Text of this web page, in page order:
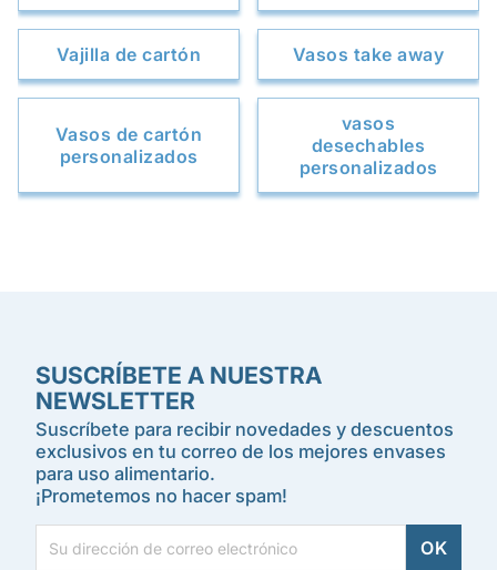
Vajilla de cartón Vasos take away
Vasos de cartón
personalizados
vasos
desechables
personalizados
SUSCRÍBETE A NUESTRA
NEWSLETTER
Suscríbete para recibir novedades y descuentos
exclusivos en tu correo de los mejores envases
para uso alimentario.
¡Prometemos no hacer spam!